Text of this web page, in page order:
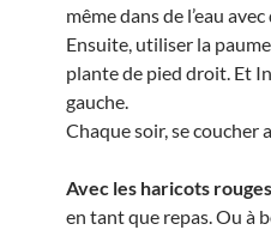
même dans de l’eau avec
Ensuite, utiliser la
plante de pied droit. Et
gauche.
Chaque soir, se coucher
Avec les haricots
en tant que repas. Ou à